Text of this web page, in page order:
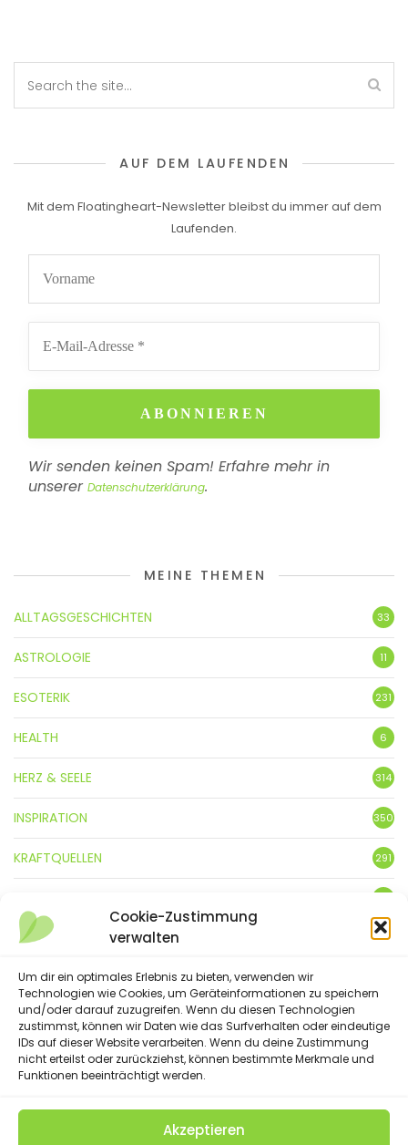
Cookie-Zustimmung
verwalten
Um dir ein optimales Erlebnis zu bieten, verwenden wir
Technologien wie Cookies, um Geräteinformationen zu speichern
und/oder darauf zuzugreifen. Wenn du diesen Technologien
zustimmst, können wir Daten wie das Surfverhalten oder eindeutige
IDs auf dieser Website verarbeiten. Wenn du deine Zustimmung
nicht erteilst oder zurückziehst, können bestimmte Merkmale und
Funktionen beeinträchtigt werden.
Akzeptieren
AUF DEM LAUFENDEN
Mit dem Floatingheart-Newsletter bleibst du immer auf dem
Laufenden.
Wir senden keinen Spam! Erfahre mehr in
unserer Datenschutzerklärung.
MEINE THEMEN
ALLTAGSGESCHICHTEN 33
ASTROLOGIE 11
ESOTERIK 231
HEALTH 6
HERZ & SEELE 314
INSPIRATION 350
KRAFTQUELLEN 291
3
LEBENSFREUDE 359
LIFESTYLE
NATUR
SPRÜCHE & GEDICHTE